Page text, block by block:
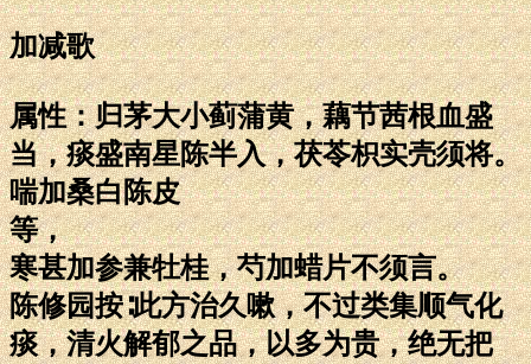
加减歌
属性：归茅大小蓟蒲黄，藕节茜根血盛
当，痰盛南星陈半入，茯苓枳实壳须将。
喘加桑白陈皮
等，
寒甚加参兼牡桂，芍加蜡片不须言。
陈修园按∶此方治久嗽，不过类集顺气化
痰，清火解郁之品，以多为贵，绝无把